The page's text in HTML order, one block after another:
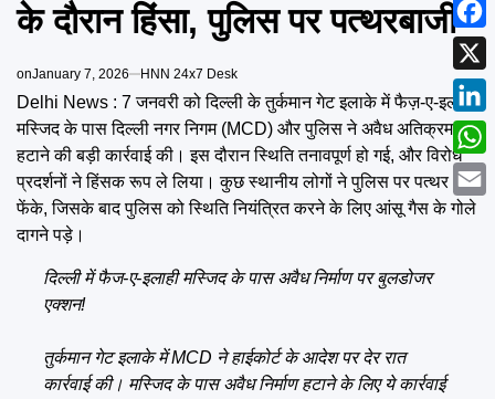
के दौरान हिंसा, पुलिस पर पत्थरबाजी
onJanuary 7, 2026 HNN 24x7 Desk
Delhi News : 7 जनवरी को दिल्ली के तुर्कमान गेट इलाके में फैज़-ए-इलाही
मस्जिद के पास दिल्ली नगर निगम (MCD) और पुलिस ने अवैध अतिक्रमण
हटाने की बड़ी कार्रवाई की। इस दौरान स्थिति तनावपूर्ण हो गई, और विरोध
प्रदर्शनों ने हिंसक रूप ले लिया। कुछ स्थानीय लोगों ने पुलिस पर पत्थर
फेंके, जिसके बाद पुलिस को स्थिति नियंत्रित करने के लिए आंसू गैस के गोले
दागने पड़े।
दिल्ली में फैज-ए-इलाही मस्जिद के पास अवैध निर्माण पर बुलडोजर
एक्शन!
तुर्कमान गेट इलाके में MCD ने हाईकोर्ट के आदेश पर देर रात
कार्रवाई की। मस्जिद के पास अवैध निर्माण हटाने के लिए ये कार्रवाई
X